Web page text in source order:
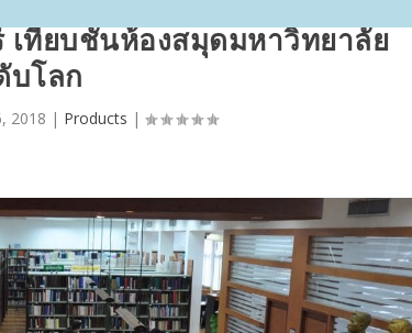
เทียบชั้นห้องสมุดมหาวิทยาลัย
บโลก
2018 | Products |